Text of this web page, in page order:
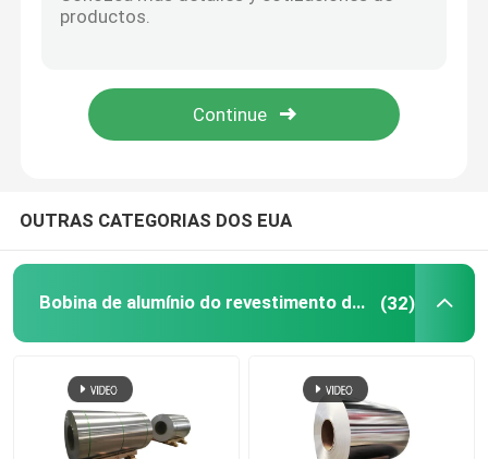
Tubo quadrado de alumínio
Rolo de Folha de Alumínio
OUTRAS CATEGORIAS DOS EUA
Bobina de alumínio do revestimento do moinho (32)